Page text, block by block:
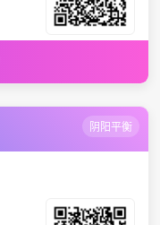
阴阳平衡